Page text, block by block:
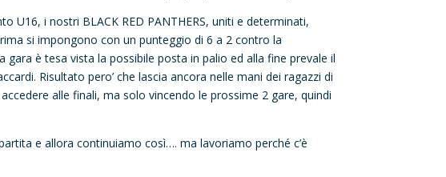
U16, i nostri BLACK RED PANTHERS, uniti e determinati,
si impongono con un punteggio di 6 a 2 contro la
è tesa vista la possibile posta in palio ed alla fine prevale il
Risultato pero’ che lascia ancora nelle mani dei ragazzi di
alle finali, ma solo vincendo le prossime 2 gare, quindi
e allora continuiamo così…. ma lavoriamo perché c’è